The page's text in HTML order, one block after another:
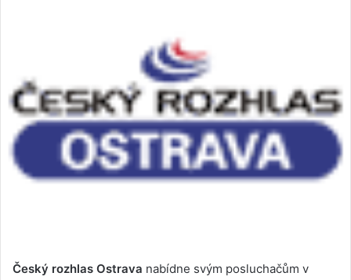
Český rozhlas Ostrava nabídne svým posluchačům v